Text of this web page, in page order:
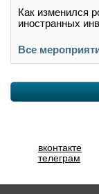
Как изменился
иностранных
Все
вконтакте
телеграм